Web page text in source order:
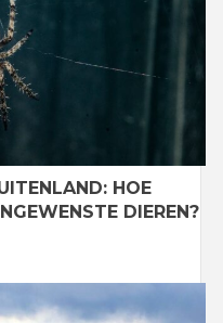
HOE
DIEREN?